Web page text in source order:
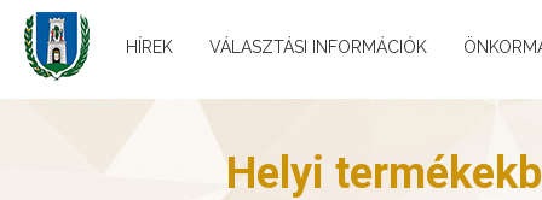
HÍREK VÁLASZTÁSI INFORMÁCIÓK
Helyi